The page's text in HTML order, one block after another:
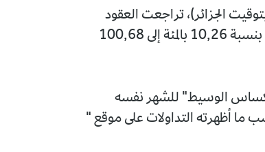
الساعة 11:20 بتوقيت غرينتش (12:20 بتوقيت الجزائر)، تراجعت العقود
الآجلة للخام العالمي مزيج "برنت" لشهر ماي المقبل بنسبة 10,26 بالمئة إلى 100,68
تكساس الوسيط" للشهر نفسه
للبرميل، بحسب ما أظهرته التداولات على موقع "